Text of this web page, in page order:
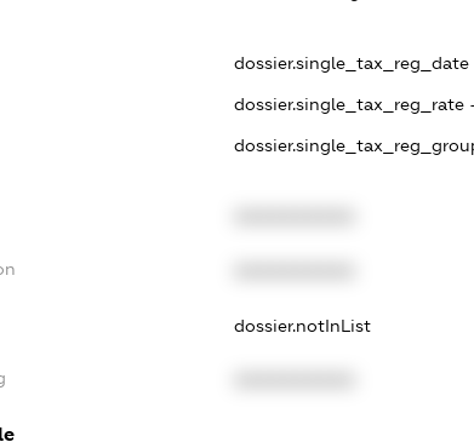
dossier.single_tax_reg_date
dossier.single_tax_reg_rate
dossier.notInList